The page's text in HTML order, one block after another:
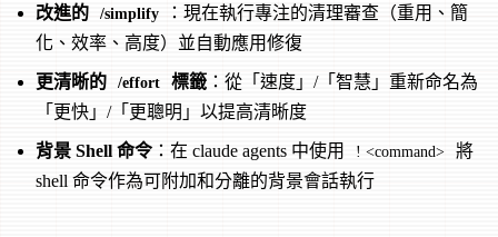
改進的 /simplify
：現在執行專注的清理審查（重用、簡
化、效率、高度）並自動應用修復
更清晰的 /effort 標籤：從「速度」/「智慧」重新命名為
「更快」/「更聰明」以提高清晰度
背景 Shell 命令 ：在 claude agents 中使用 ! <command>
將
shell 命令作為可附加和分離的背景會話執行